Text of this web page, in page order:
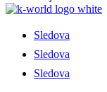
Sledova
Sledova
Sledova